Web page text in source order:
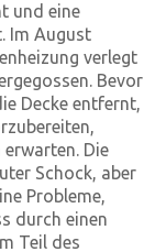
und eine
Im August
verlegt
Bevor
Decke entfernt,
Die
Schock, aber
Probleme,
durch einen
Teil des